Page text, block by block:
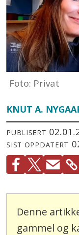
Foto: Privat
KNUT A.
PUBLISERT
SIST OPPDATERT
Denne
gammel og